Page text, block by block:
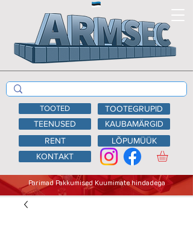
TEENUSED
KAUBAMÄRGID
RENT
LÕPUMÜÜK
KONTAKT
Parimad Pakkumised Kuumimate hindadega
TOOTED TOOTEGRUPID